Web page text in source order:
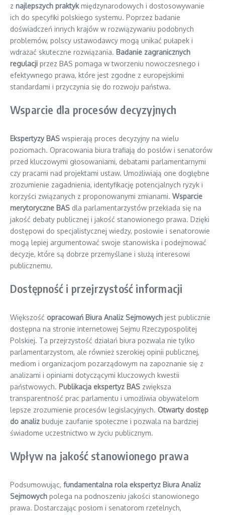
z najlepszych praktykmiędzynarodowych i dostosowywanie
ich do specyfiki polskiego systemu. Poprzez badanie
doświadczeń innych krajów w rozwiązywaniu podobnych
problemów, polscy ustawodawcy mogą unikać pułapek i
wdrażać skuteczne rozwiązania. Badanie zagranicznych
regulacji przez BAS pomaga w tworzeniu nowoczesnego i
efektywnego prawa, które jest zgodne z europejskimi
standardami i przyczynia się do rozwoju państwa.
Wsparcie dla procesów decyzyjnych
Ekspertyzy BAS wspierają proces decyzyjny na wielu
poziomach. Opracowania biura trafiają do posłów i senatorów
przed kluczowymi głosowaniami, debatami parlamentarnymi
czy pracami nad projektami ustaw. Umożliwiają one dogłębne
zrozumienie zagadnienia, identyfikację potencjalnych ryzyk i
korzyści związanych z proponowanymi zmianami. Wsparcie
merytoryczne BAS dla parlamentarzystów przekłada się na
jakość debaty publicznej i jakość stanowionego prawa. Dzięki
dostępowi do specjalistycznej wiedzy, posłowie i senatorowie
mogą lepiej argumentować swoje stanowiska i podejmować
decyzje, które są dobrze przemyślane i służą interesowi
publicznemu.
Dostępność i przejrzystość informacji
Większość opracowań Biura Analiz Sejmowych jest publicznie
dostępna na stronie internetowej Sejmu Rzeczypospolitej
Polskiej. Ta przejrzystość działań biura pozwala nie tylko
parlamentarzystom, ale również szerokiej opinii publicznej,
mediom i organizacjom pozarządowym na zapoznanie się z
analizami i opiniami dotyczącymi kluczowych kwestii
państwowych. Publikacja ekspertyz BAS zwiększa
transparentność prac parlamentu i umożliwia obywatelom
lepsze zrozumienie procesów legislacyjnych. Otwarty dostęp
do analiz buduje zaufanie społeczne i pozwala na bardziej
świadome uczestnictwo w życiu publicznym.
Wpływ na jakość stanowionego prawa
Podsumowując, fundamentalna rola ekspertyz Biura Analiz
Sejmowych polega na podnoszeniu jakości stanowionego
prawa. Dostarczając posłom i senatorom rzetelnych,